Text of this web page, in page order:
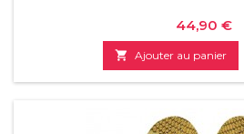
Prix
44,90 €
 Ajouter au panier